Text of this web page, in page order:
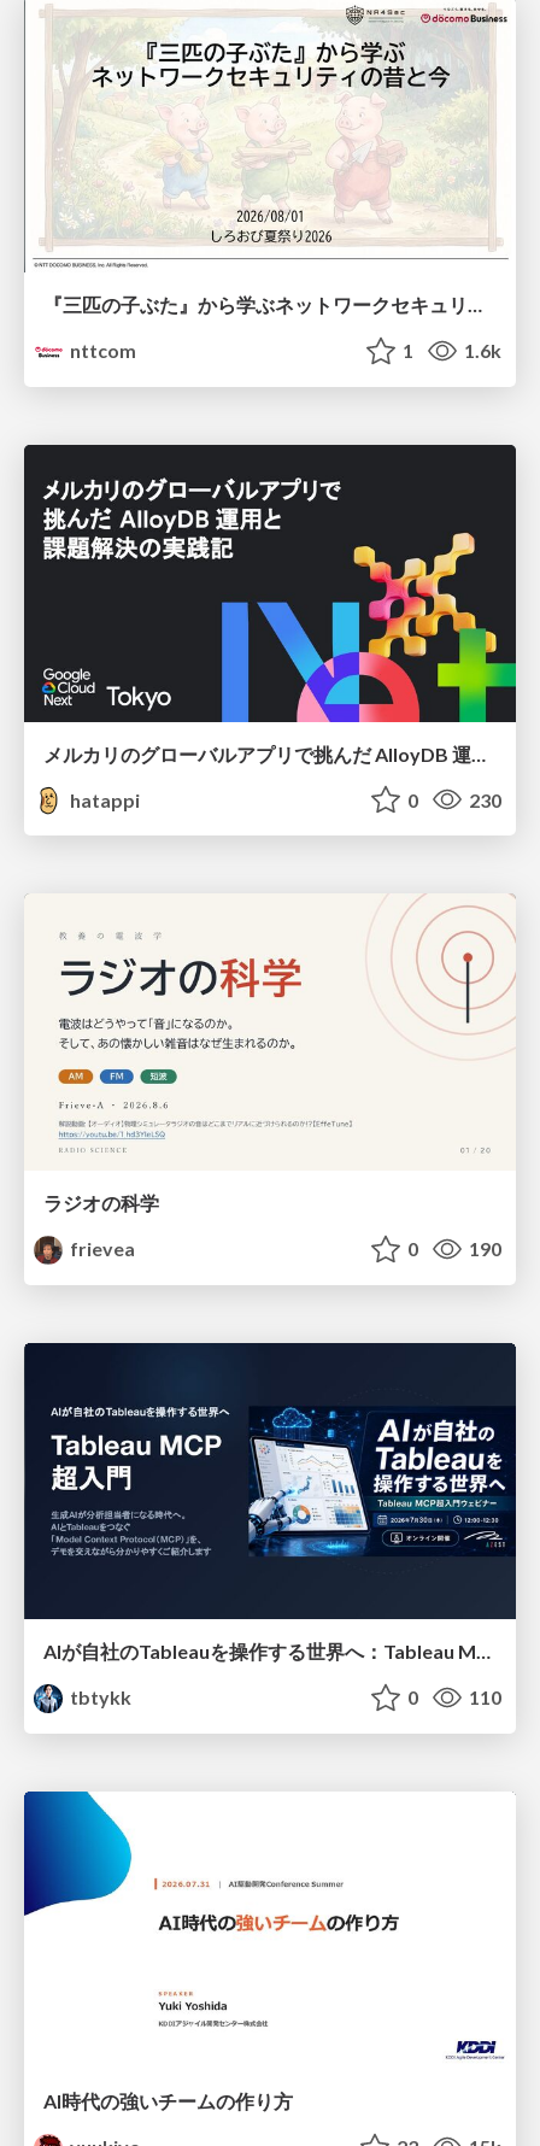
『三匹の子ぶた』から学ぶネットワークセキュリティの昔と今 / Network Security: Then and Now Through the Lens of The Three Little Pigs
nttcom
1 1.6k
hatappi
0 230
ラジオの科学
frievea
0 190
AIが自社のTableauを操作する世界へ：Tableau MCP超入門
tbtykk
0 110
AI時代の強いチームの作り方